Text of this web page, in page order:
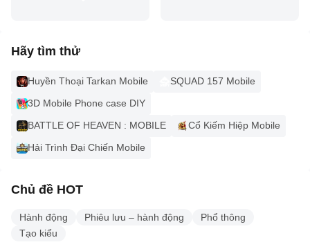
Hãy tìm thử
Huyền Thoại Tarkan Mobile
SQUAD 157 Mobile
3D Mobile Phone case DIY
BATTLE OF HEAVEN : MOBILE
Cổ Kiếm Hiệp Mobile
Hải Trình Đại Chiến Mobile
Chủ đề HOT
Hành động Phiêu lưu – hành động
Phổ thông
Tạo kiểu